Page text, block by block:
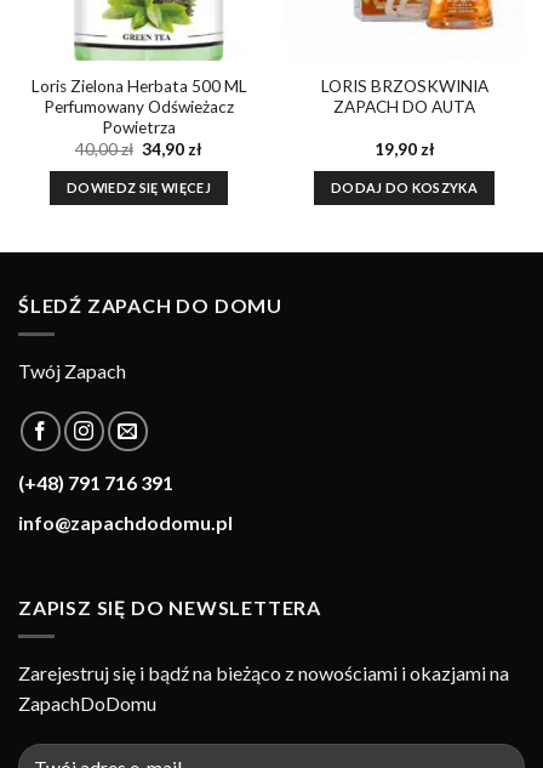
Loris Zielona Herbata 500 ML
Perfumowany Odświeżacz
Powietrza
40,00zł Pierwotna
cena
wynosiła:
40,00 zł.
34,90 złAktualna
wynosi:
34,90 zł.
DOWIEDZ SIĘ WIĘCEJ
LORIS BRZOSKWINIA
ZAPACH DO AUTA
19,90 zł
DODAJ DO KOSZYKA
ŚLEDŹ ZAPACH DO DOMU
Twój Zapach
(+48) 791 716 391
info@zapachdodomu.pl
ZAPISZ SIĘ DO NEWSLETTERA
Zarejestruj się i bądź na bieżąco z nowościami i okazjami na
ZapachDoDomu